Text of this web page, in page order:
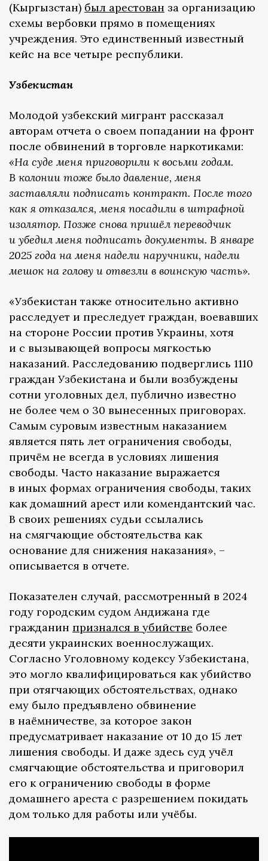
(Кыргызстан) был арестован за организацию
схемы вербовки прямо в помещениях
учреждения. Это единственный известный
кейс на все четыре республики.
Узбекистан
Молодой узбекский мигрант рассказал
авторам отчета о своем попадании на фронт
после обвинений в торговле наркотиками:
«На суде меня приговорили к восьми годам.
В колонии тоже было давление, меня
заставляли подписать контракт. После того
как я отказался, меня посадили в штрафной
изолятор. Позже снова пришёл переводчик
и убедил меня подписать документы. В январе
2025 года на меня надели наручники, надели
мешок на голову и отвезли в воинскую часть».
«Узбекистан также относительно активно
расследует и преследует граждан, воевавших
на стороне России против Украины, хотя
и с вызывающей вопросы мягкостью
наказаний. Расследованию подверглись 1110
граждан Узбекистана и были возбуждены
сотни уголовных дел, публично известно
не более чем о 30 вынесенных приговорах.
Самым суровым известным наказанием
является пять лет ограничения свободы,
причём не всегда в условиях лишения
свободы. Часто наказание выражается
в иных формах ограничения свободы, таких
как домашний арест или комендантский час.
В своих решениях судьи ссылались
на смягчающие обстоятельства как
основание для снижения наказания», –
описывается в отчете.
Показателен случай, рассмотренный в 2024
году городским судом Андижана где
гражданин признался в убийстве более
десяти украинских военнослужащих.
Согласно Уголовному кодексу Узбекистана,
это могло квалифицироваться как убийство
при отягчающих обстоятельствах, однако
ему было предъявлено обвинение
в наёмничестве, за которое закон
предусматривает наказание от 10 до 15 лет
лишения свободы. И даже здесь суд учёл
смягчающие обстоятельства и приговорил
его к ограничению свободы в форме
домашнего ареста с разрешением покидать
дом только для работы или учёбы.